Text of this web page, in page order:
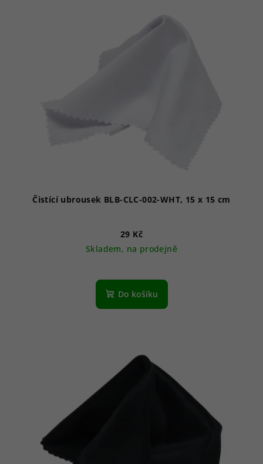
Čistící ubrousek BLB-CLC-002-WHT, 15 x 15 cm
29 Kč
Skladem, na prodejně
Do košíku